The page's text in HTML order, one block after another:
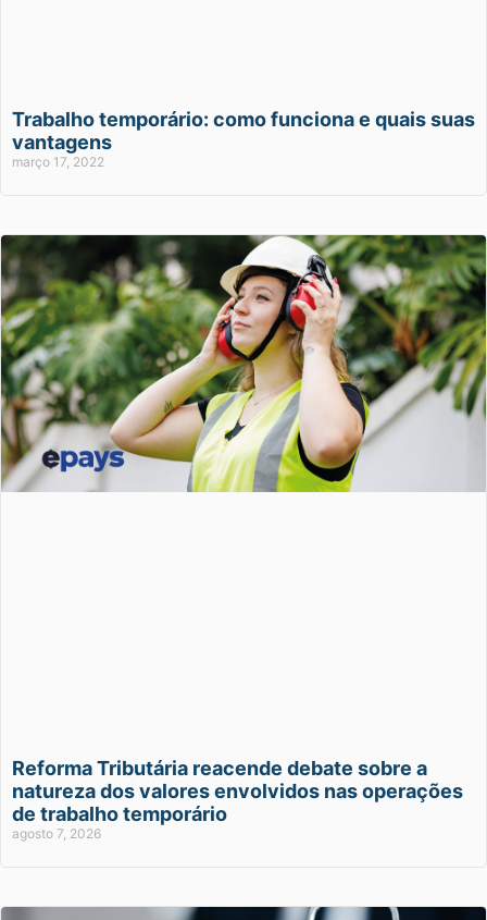
Trabalho temporário: como funciona e quais suas
vantagens
março 17, 2022
Reforma Tributária reacende debate sobre a
natureza dos valores envolvidos nas operações
de trabalho temporário
agosto 7, 2026